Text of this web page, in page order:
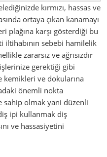
kırmızı, hassas ve
ortaya çıkan kanamayı
plağına karşı gösterdiği bu
iltihabının sebebi hamilelik
zararsız ve ağrısızdır
gerektiği gibi
kemikleri ve dokularına
önemli nokta
sahip olmak yani düzenli
ipi kullanmak diş
ve hassasiyetini